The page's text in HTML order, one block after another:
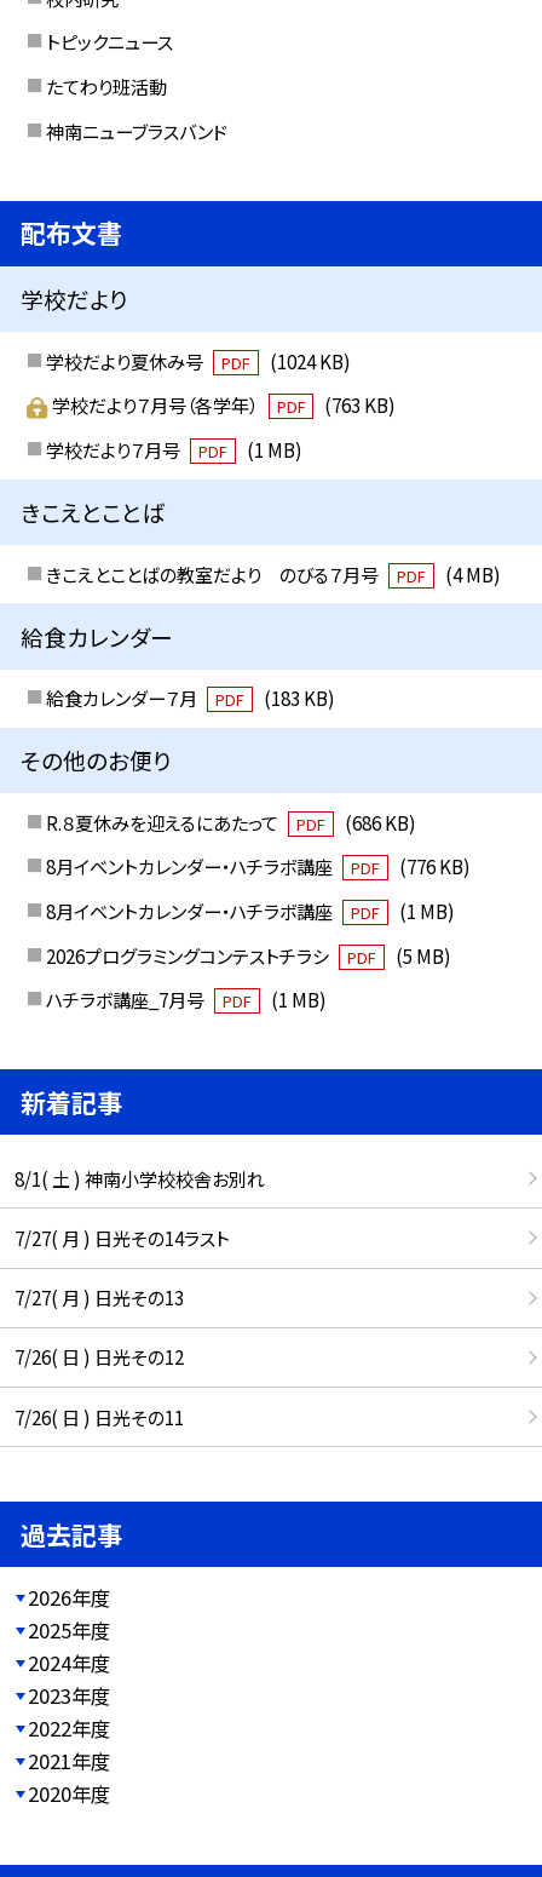
トピックニュース
たてわり班活動
神南ニューブラスバンド
配布文書
学校だより
学校だより夏休み号 PDF
(1024 KB)
学校だより７月号（各学年）
PDF
(763 KB)
学校だより７月号
PDF (1 MB)
きこえとことば
きこえとことばの教室だより のびる７月号 PDF (4 MB)
給食カレンダー
給食カレンダー７月 PDF (183 KB)
その他のお便り
R.８夏休みを迎えるにあたって PDF
(686 KB)
8月イベントカレンダー・ハチラボ講座
PDF
(776 KB)
8月イベントカレンダー・ハチラボ講座
PDF
(1 MB)
2026プログラミングコンテストチラシ
PDF
(5 MB)
ハチラボ講座_7月号
PDF (1 MB)
新着記事
8/1( 土 ) 神南小学校校舎お別れ
7/27( 月 ) 日光その14ラスト
7/27( 月 ) 日光その13
7/26( 日 ) 日光その12
7/26( 日 ) 日光その11
過去記事
2026年度
2025年度
2024年度
2023年度
2022年度
2021年度
2020年度